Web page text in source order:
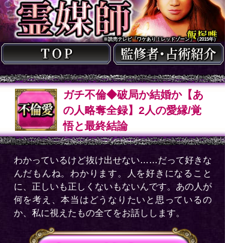
※読売テレビ「ワケあり！レッドゾーン」（2015年）
ガチ不倫◆破局か結婚か【あ
の人略奪全録】2人の愛縁/覚
悟と最終結論
わかっているけど抜け出せない……だって好きな
んだもんね。わかります。人を好きになること
に、正しいも正しくないもないんです。あの人が
何を考え、本当はどうなりたいと思っているの
か、私に視えたもの全てをお話しします。